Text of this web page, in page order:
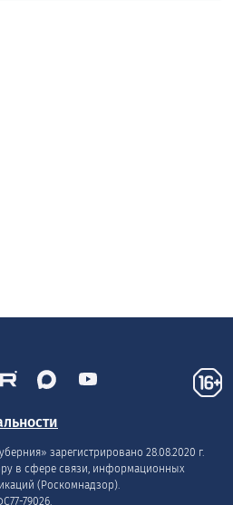
зарегистрировано 28.08.2020 г.
в сфере связи, информационных
(Роскомнадзор).
79026.